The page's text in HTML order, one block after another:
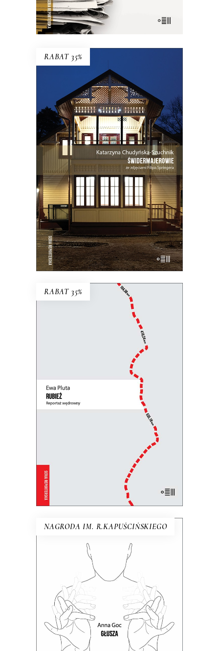
E-BOOK DO KOSZYKA
RABAT 35%
E-BOOK DO KOSZYKA
ŚWIDERMAJEROWIE
Domy torty, domy duchy, domy
ogniska, domy uśpione i domy
wskrzeszone, domy skarbonki i domy
bezpańskie…
55.00 zł 35.75zł
KSIĄŻKA DO KOSZYKA
RABAT 35%
E-BOOK DO KOSZYKA
RUBIEŻ. REPORTAŻ
WĘDROWNY
Perspektywa pieszej reporterki łączy się
z uniwersalną refleksją nad granicami,
murami i zasiekami, które dzielą ludzi.
zł
NAGRODA IM. R.KAPUŚCIŃSKIEGO
GŁUSZA
Dotąd o głuchych wypowiadali się
głównie ci, którzy słyszą. Teraz głusi
chcą opowiedzieć o sobie sami.